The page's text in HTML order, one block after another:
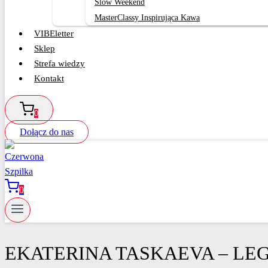
Slow Weekend
MasterClassy Inspirująca Kawa
VIBEletter
Sklep
Strefa wiedzy
Kontakt
0
Dołącz do nas
0
EKATERINA TASKAEVA –